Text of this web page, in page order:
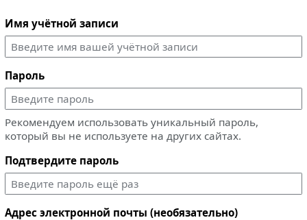
Имя учётной записи
Пароль
Рекомендуем использовать уникальный пароль,
который вы не используете на других сайтах.
Подтвердите пароль
Адрес электронной почты (необязательно)